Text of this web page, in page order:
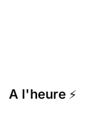
A l'heure ⚡